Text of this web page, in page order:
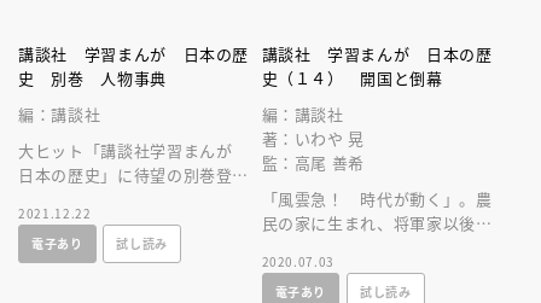
講談社 学習まんが 日本の歴
史 別巻 人物事典
編：講談社
大ヒット「講談社学習まんが
日本の歴史」に待望の別巻登
の人物を一挙１０００人取り上
げます。
2021.12.22
電子あり
試し読み
講談社 学習まんが 日本の歴
史（１４） 開国と倒幕
編：講談社
著：いわや 晃
監：高尾 善希
「風雲急！ 時代が動く」。農
民の家に生まれ、将軍家以後か
った土方歳三の生きざまとは？
2020.07.03
電子あり
試し読み